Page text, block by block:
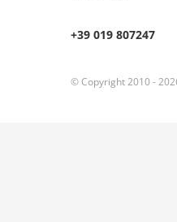
+39 019 807247
© Copyright 2010 -